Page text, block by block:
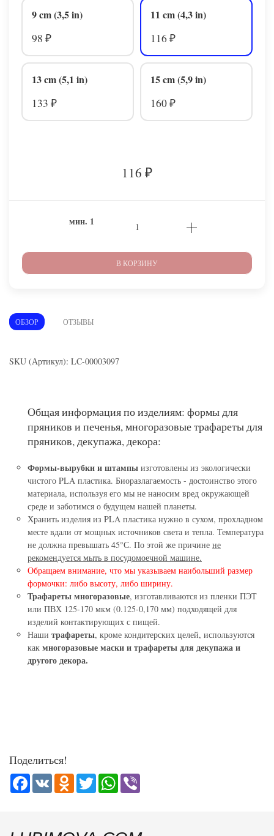
9 cm (3,5 in)
98 ₽
11 cm (4,3 in)
116 ₽
13 cm (5,1 in)
133 ₽
15 cm (5,9 in)
160 ₽
116 ₽
мин. 1
В КОРЗИНУ
ОБЗОР ОТЗЫВЫ
SKU (Артикул): LC-00003097
Общая информация по изделиям: формы для
пряников и печенья, многоразовые трафареты для
пряников, декупажа, декора:
Формы-вырубки и штампы изготовлены из экологически
чистого PLA пластика. Биоразлагаемость - достоинство этого
материала, используя его мы не наносим вред окружающей
среде и заботимся о будущем нашей планеты.
Хранить изделия из PLA пластика нужно в сухом, прохладном
месте вдали от мощных источников света и тепла. Температура
не должна превышать 45°С. По этой же причине не
рекомендуется мыть в посудомоечной машине.
Обращаем внимание, что мы указываем наибольший размер
формочки: либо высоту, либо ширину.
Трафареты многоразовые, изготавливаются из пленки ПЭТ
или ПВХ 125-170 мкм (0.125-0,170 мм) подходящей для
изделий контактирующих с пищей.
Наши трафареты, кроме кондитерских целей, используются
как многоразовые маски и трафареты для декупажа и
другого декора.
Поделиться!
Facebook
VK Odnoklassniki
TwitterWhatsApp